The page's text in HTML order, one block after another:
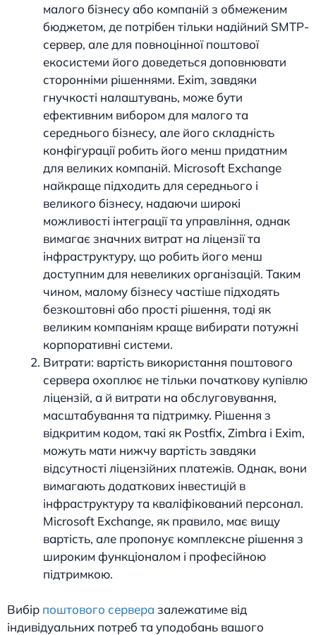
малого бізнесу або компаній з обмеженим
бюджетом, де потрібен тільки надійний SMTP-
сервер, але для повноцінної поштової
екосистеми його доведеться доповнювати
сторонніми рішеннями. Exim, завдяки
гнучкості налаштувань, може бути
ефективним вибором для малого та
середнього бізнесу, але його складність
конфігурації робить його менш придатним
для великих компаній. Microsoft Exchange
найкраще підходить для середнього і
великого бізнесу, надаючи широкі
можливості інтеграції та управління, однак
вимагає значних витрат на ліцензії та
інфраструктуру, що робить його менш
доступним для невеликих організацій. Таким
чином, малому бізнесу частіше підходять
безкоштовні або прості рішення, тоді як
великим компаніям краще вибирати потужні
корпоративні системи.
Витрати: вартість використання поштового
сервера охоплює не тільки початкову купівлю
ліцензій, а й витрати на обслуговування,
масштабування та підтримку. Рішення з
відкритим кодом, такі як Postfix, Zimbra і Exim,
можуть мати нижчу вартість завдяки
відсутності ліцензійних платежів. Однак, вони
вимагають додаткових інвестицій в
інфраструктуру та кваліфікований персонал.
Microsoft Exchange, як правило, має вищу
вартість, але пропонує комплексне рішення з
широким функціоналом і професійною
підтримкою.
Вибір поштового сервера залежатиме від
індивідуальних потреб та уподобань вашого